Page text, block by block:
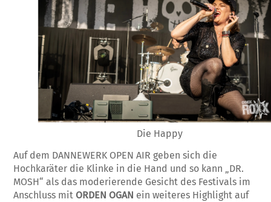
Die Happy
Auf dem DANNEWERK OPEN AIR geben sich die
Hochkaräter die Klinke in die Hand und so kann „DR.
MOSH“ als das moderierende Gesicht des Festivals im
Anschluss mit ORDEN OGAN ein weiteres Highlight auf